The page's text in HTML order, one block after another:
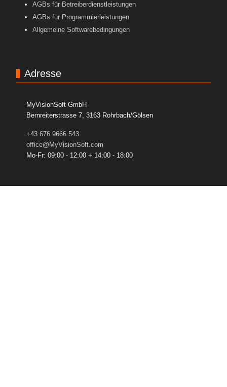
AGBs für Betreiberdienstleistungen
AGBs für Programmierleistungen
Allgemeine Softwarebedingungen
Adresse
MyVisionSoft GmbH
Bernreiterstrasse 7, 3163 Rohrbach/Gölsen
+43 676 9666 543
office@MyVisionSoft.com
Mo-Fr: 09:00 - 12:00 + 14:00 - 18:00